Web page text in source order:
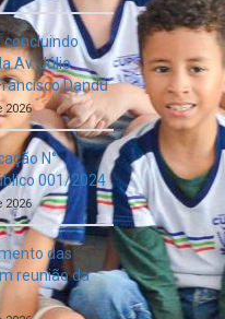
Av. Júlio
Dandú
2026
N°
001/2024
2026
das
reunião da